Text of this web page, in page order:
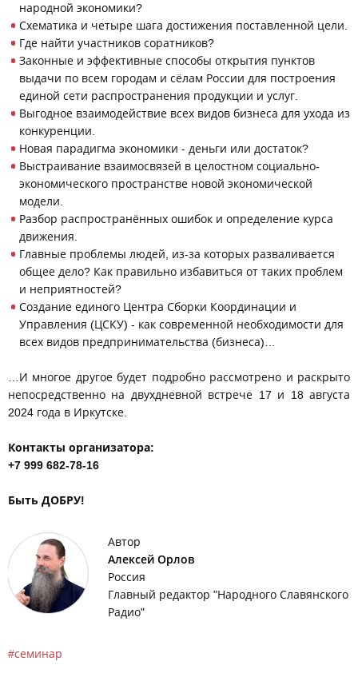
народной экономики?
Схематика и четыре шага достижения поставленной цели.
Где найти участников соратников?
Законные и эффективные способы открытия пунктов
выдачи по всем городам и сёлам России для построения
единой сети распространения продукции и услуг.
Выгодное взаимодействие всех видов бизнеса для ухода из
конкуренции.
Новая парадигма экономики - деньги или достаток?
Выстраивание взаимосвязей в целостном социально-
экономического пространстве новой экономической
модели.
Разбор распространённых ошибок и определение курса
движения.
Главные проблемы людей, из-за которых разваливается
общее дело? Как правильно избавиться от таких проблем
и неприятностей?
Создание единого Центра Сборки Координации и
Управления (ЦСКУ) - как современной необходимости для
всех видов предпринимательства (бизнеса)…
…И многое другое будет подробно рассмотрено и раскрыто
непосредственно на двухдневной встрече 17 и 18 августа
2024 года в Иркутске.
Контакты организатора:
+7 999 682-78-16
Быть ДОБРУ!
Автор
Алексей Орлов
Россия
Главный редактор "Народного Славянского
Радио"
семинар